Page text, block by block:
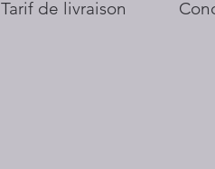
Tarif de livraison